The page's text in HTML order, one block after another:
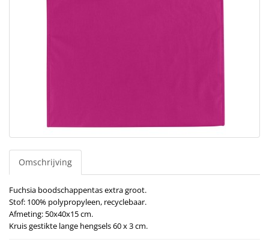
Omschrijving
Fuchsia boodschappentas extra groot.
Stof: 100% polypropyleen, recyclebaar.
Afmeting: 50x40x15 cm.
Kruis gestikte lange hengsels 60 x 3 cm.